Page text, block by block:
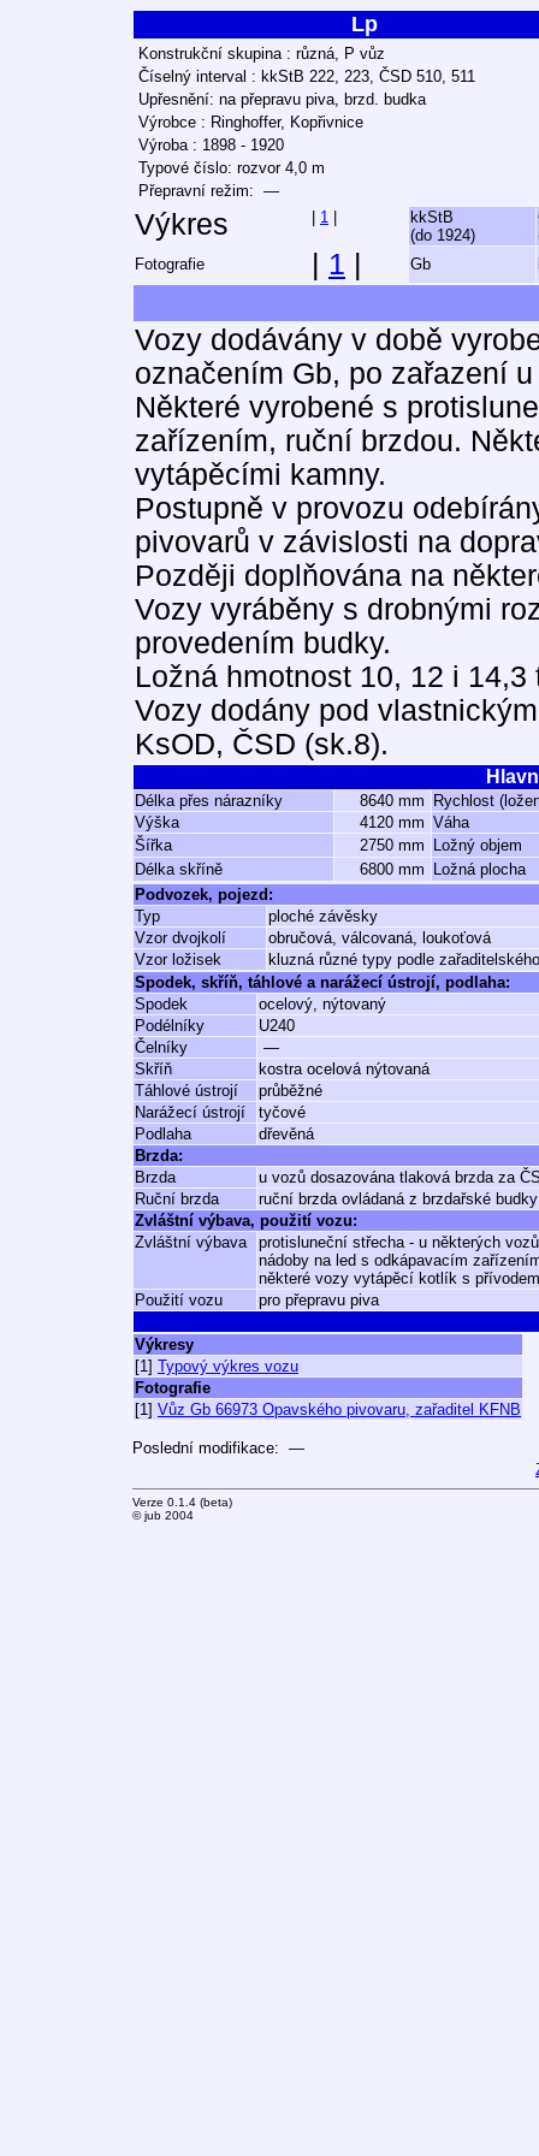
Lp
Konstrukční skupina : různá, P vůz
Číselný interval : kkStB 222, 223, ČSD 510, 511
Upřesnění: na přepravu piva, brzd. budka
Výrobce : Ringhoffer, Kopřivnice
Výroba : 1898 - 1920
Typové číslo: rozvor 4,0 m
Přepravní režim: —
Výkres 1
kkStB
(do 1924)
Fotografie
1 Gb
Vozy dodávány v době
označením Gb, po zařazení
Některé vyrobené s
zařízením, ruční brzdou.
vytápěcími kamny.
Postupně v provozu
pivovarů v závislosti na
Později doplňována na
Vozy vyráběny s drobnými
provedením budky.
Ložná hmotnost 10, 12 i
Vozy dodány pod
KsOD, ČSD (sk.8).
Délka přes nárazníky 8640 mm
Rychlost
Výška
4120 mm Váha
Šířka
2750 mm
Ložný objem
Délka skříně
6800 mm
Ložná plocha
Podvozek, pojezd:
Typ
ploché závěsky
Vzor dvojkolí
obručová, válcovaná, loukoťová
Vzor ložisek
kluzná různé typy podle
Spodek, skříň, táhlové a narážecí ústrojí, podlaha:
Spodek
ocelový, nýtovaný
Podélníky
U240
Čelníky
—
Skříň
kostra ocelová nýtovaná
Táhlové ústrojí
průběžné
Narážecí ústrojí
tyčové
Podlaha
dřevěná
Brzda:
Brzda
u vozů dosazována tlaková brzda za
Ruční brzda
ruční brzda ovládaná z brzdařské budky
Zvláštní výbava, použití vozu:
Zvláštní výbava
protisluneční střecha - u některých vozů
nádoby na led s odkápavacím
některé vozy vytápěcí kotlík s
Použití vozu
pro přepravu piva
Výkresy
[1] Typový výkres vozu
Fotografie
[1] Vůz Gb 66973 Opavského pivovaru, zařaditel KFNB
Poslední modifikace: —
Verze 0.1.4 (beta)
© jub 2004